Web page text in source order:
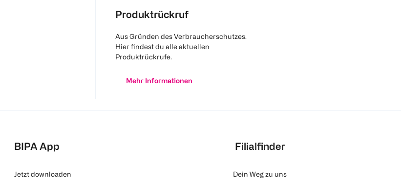
Produktrückruf
Aus Gründen des Verbraucherschutzes.
Hier findest du alle aktuellen
Produktrückrufe.
Mehr Informationen
BIPA App
Jetzt downloaden
Filialfinder
Dein Weg zu uns